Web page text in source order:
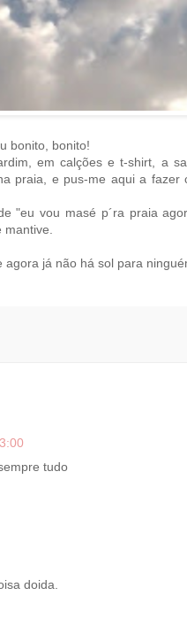
bonito, bonito!
em calções e t-shirt, a
praia, e pus-me aqui a fazer
"eu vou masé p´ra praia
mantive.
já não há sol para
tudo
doida.